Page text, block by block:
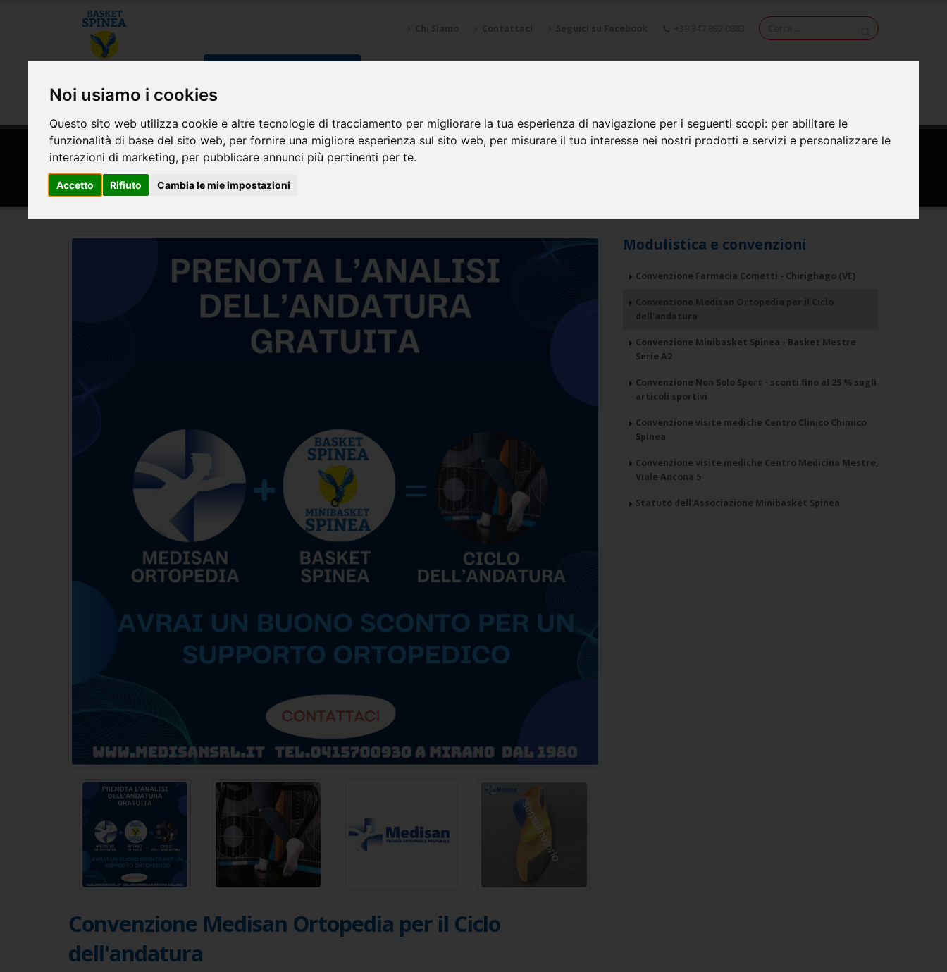
Noi usiamo i cookies
Questo sito web utilizza cookie e altre tecnologie di tracciamento per migliorare la tua esperienza di navigazione per i seguenti scopi: per abilitare le
funzionalità di base del sito web, per fornire una migliore esperienza sul sito web, per misurare il tuo interesse nei nostri prodotti e servizi e personalizzare le
interazioni di marketing, per pubblicare annunci più pertinenti per te.
Accetto Rifiuto Cambia le mie impostazioni
AREA RISERVATA
HOME MODULISTICA E CONVENZIONI
Convenzione Medisan Ortopedia per il Ciclo dell'andatura
Convenzione Medisan Ortopedia per il Ciclo
dell'andatura
Modulistica e convenzioni
Convenzione Farmacia Cometti - Chirighago (VE)
Convenzione Medisan Ortopedia per il Ciclo
dell'andatura
Convenzione Minibasket Spinea - Basket Mestre
Serie A2
Convenzione Non Solo Sport - sconti fino al 25 % sugli
articoli sportivi
Convenzione visite mediche Centro Clinico Chimico
Spinea
Convenzione visite mediche Centro Medicina Mestre,
Viale Ancona 5
Statuto dell'Associazione Minibasket Spinea